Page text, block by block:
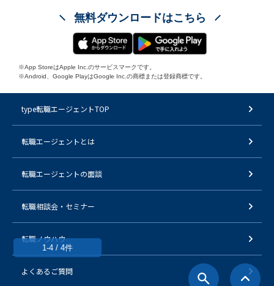
1-4 / 4件
無料ダウンロードはこちら
※App StoreはApple Inc.のサービスマークです。
※Android、Google PlayはGoogle Inc.の商標または登録商標です。
type転職エージェントTOP
転職エージェントとは
転職エージェントの面談
転職相談会・セミナー
転職ノウハウ
よくあるご質問